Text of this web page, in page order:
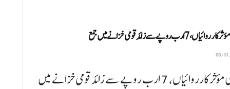
7 ارب روپے سے زائد قومی خزانے میں جمع
نیب کی مؤثر کارروائیاں، 7 ارب روپے سے زائد قومی خزانے میں